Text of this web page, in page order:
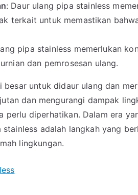
: Daur ulang pipa stainless
terkait untuk memastikan
pipa stainless memerlukan
dan pemrosesan ulang.
besar untuk didaur ulang dan
dan mengurangi dampak
perlu diperhatikan. Dalam era
adalah langkah yang
lingkungan.